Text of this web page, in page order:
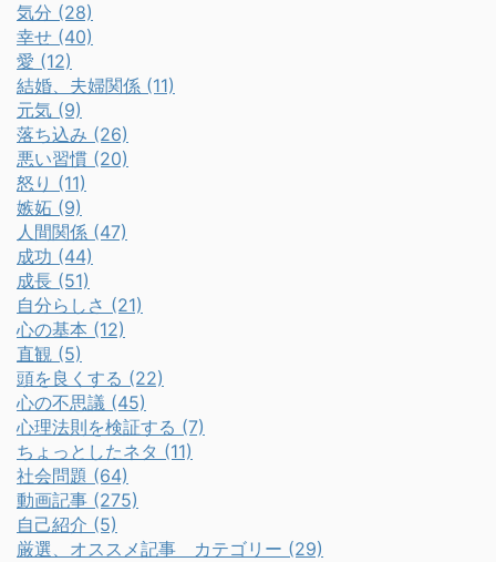
気分 (28)
幸せ (40)
愛 (12)
結婚、夫婦関係 (11)
元気 (9)
落ち込み (26)
悪い習慣 (20)
怒り (11)
嫉妬 (9)
人間関係 (47)
成功 (44)
成長 (51)
自分らしさ (21)
心の基本 (12)
直観 (5)
頭を良くする (22)
心の不思議 (45)
心理法則を検証する (7)
ちょっとしたネタ (11)
社会問題 (64)
動画記事 (275)
自己紹介 (5)
厳選、オススメ記事 カテゴリー (29)